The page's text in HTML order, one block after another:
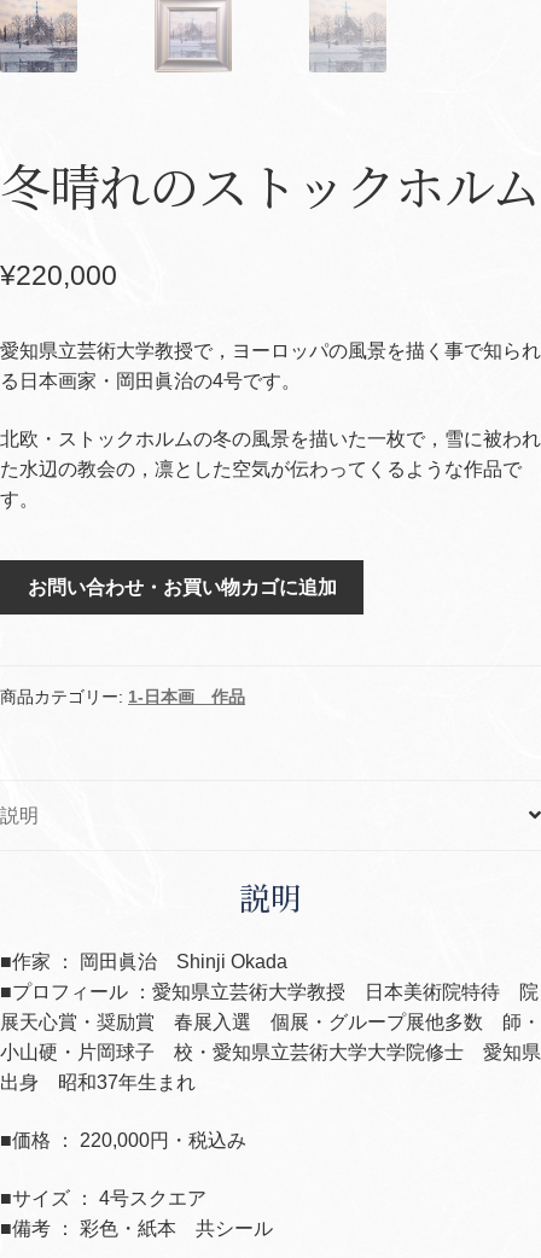
冬晴れのストックホルム
¥220,000
愛知県立芸術大学教授で，ヨーロッパの風景を描く事で知られ
る日本画家・岡田眞治の4号です。
北欧・ストックホルムの冬の風景を描いた一枚で，雪に被われ
た水辺の教会の，凛とした空気が伝わってくるような作品で
す。
ス
ホ
お問い合わせ・お買い物カゴに追加
商品カテゴリー: 1-日本画 作品
説明
説明
■作家 ： 岡田眞治 Shinji Okada
■プロフィール ：愛知県立芸術大学教授 日本美術院特待 院
展天心賞・奨励賞 春展入選 個展・グループ展他多数 師・
小山硬・片岡球子 校・愛知県立芸術大学大学院修士 愛知県
出身 昭和37年生まれ
■価格 ： 220,000円・税込み
■サイズ ： 4号スクエア
■備考 ： 彩色・紙本 共シール